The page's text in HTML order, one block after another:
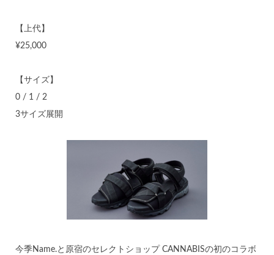
【上代】
¥25,000
【サイズ】
0 / 1 / 2
3サイズ展開
今季Name.と原宿のセレクトショップ CANNABISの初のコラボ